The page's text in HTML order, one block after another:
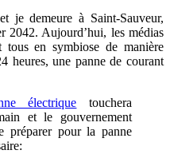
je demeure à Saint-Sauveur,
2042. Aujourd’hui, les médias
tous en symbiose de manière
heures, une panne de courant
électrique touchera
et le gouvernement
préparer pour la panne